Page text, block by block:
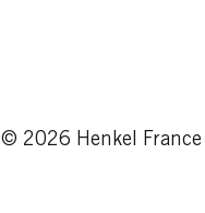
© 2026 Henkel France